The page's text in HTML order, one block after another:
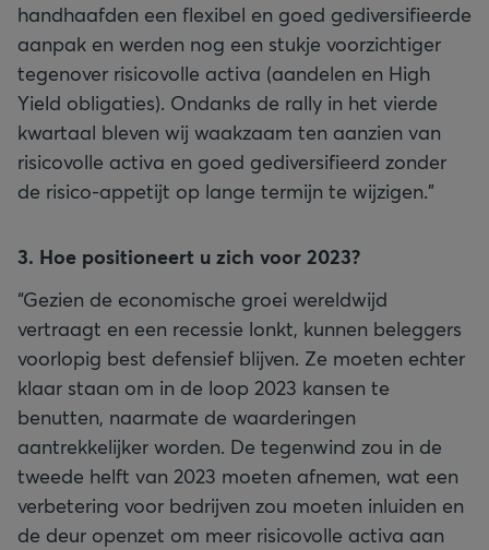
handhaafden een flexibel en goed gediversifieerde
aanpak en werden nog een stukje voorzichtiger
tegenover risicovolle activa (aandelen en High
Yield obligaties). Ondanks de rally in het vierde
kwartaal bleven wij waakzaam ten aanzien van
risicovolle activa en goed gediversifieerd zonder
de risico-appetijt op lange termijn te wijzigen.”
3. Hoe positioneert u zich voor 2023?
“Gezien de economische groei wereldwijd
vertraagt en een recessie lonkt, kunnen beleggers
voorlopig best defensief blijven. Ze moeten echter
klaar staan om in de loop 2023 kansen te
benutten, naarmate de waarderingen
aantrekkelijker worden. De tegenwind zou in de
tweede helft van 2023 moeten afnemen, wat een
verbetering voor bedrijven zou moeten inluiden en
de deur openzet om meer risicovolle activa aan